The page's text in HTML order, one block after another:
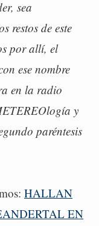
sea
restos de este
por allí, el
ese nombre
en la radio
y
paréntesis
HALLAN
EN